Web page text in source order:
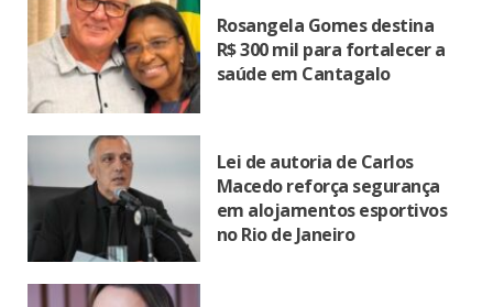
Rosangela Gomes destina
R$ 300 mil para fortalecer a
saúde em Cantagalo
Lei de autoria de Carlos
Macedo reforça segurança
em alojamentos esportivos
no Rio de Janeiro